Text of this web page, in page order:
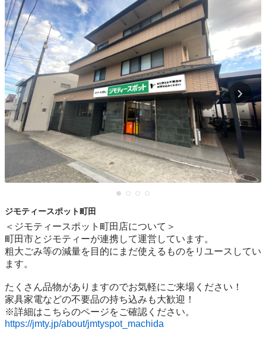
ジモティースポット町田
＜ジモティースポット町田店について＞
町田市とジモティーが連携して運営しています。
粗⼤ごみ等の減量を⽬的にまだ使えるものをリユースしてい
ます。
たくさん品物がありますのでお気軽にご来場ください！
家具家電などの不要品の持ち込みも大歓迎！
https://jmty.jp/about/jmtyspot_machida